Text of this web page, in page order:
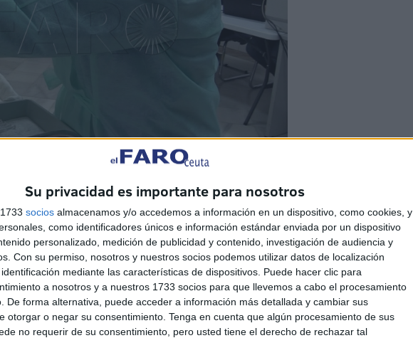
Su privacidad es importante para nosotros
socios almacenamos y/o accedemos a información en un dispositivo, como cookies, y
como identificadores únicos e información estándar enviada por un dispositivo
personalizado, medición de publicidad y contenido, investigación de audiencia y
Con su permiso, nosotros y nuestros socios podemos utilizar datos de localización
mediante las características de dispositivos. Puede hacer clic para
a nosotros y a nuestros 1733 socios para que llevemos a cabo el procesamiento
De forma alternativa, puede acceder a información más detallada y cambiar sus
otorgar o negar su consentimiento. Tenga en cuenta que algún procesamiento de sus
no requerir de su consentimiento, pero usted tiene el derecho de rechazar tal
y Gobernación, Alberto Ramón Gaitán Rodríguez, con
definitivo para la provisión decuatro plazas de
Especial (Grupo C, Subgrupo C2), se cubrirán
a las Ofertas de Empleo Público de los